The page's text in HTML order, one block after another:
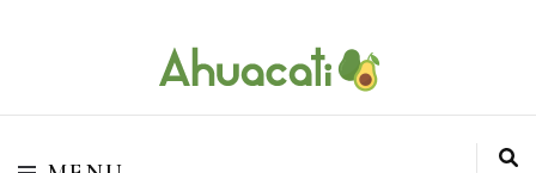
Ahuacati
O melhor da Internet em um só lugar